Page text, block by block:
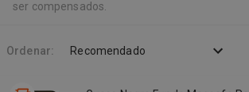
ser compensados.
Ordenar: Recomendado